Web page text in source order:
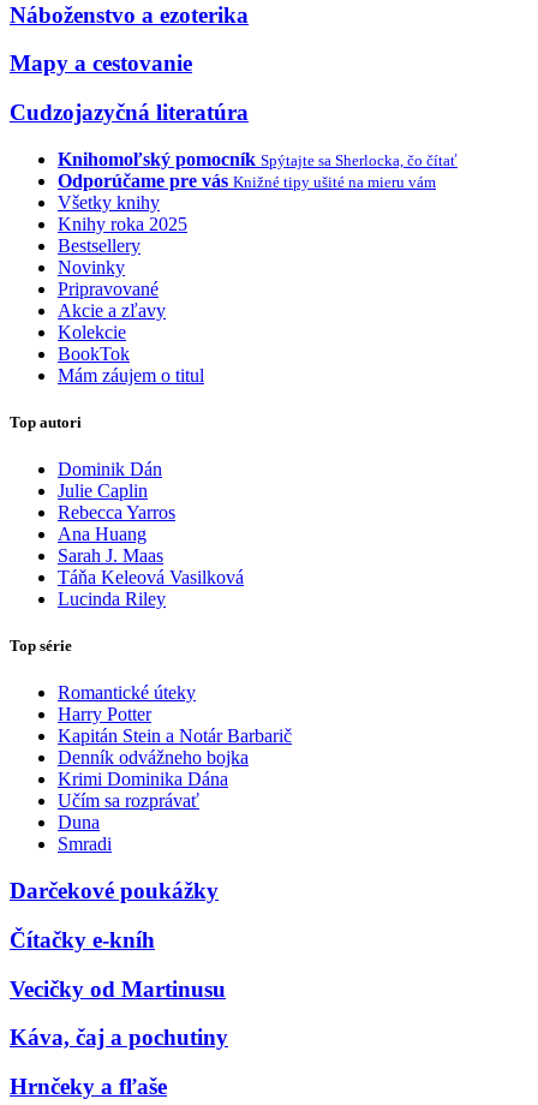
Náboženstvo a ezoterika
Mapy a cestovanie
Cudzojazyčná literatúra
Knihomoľský pomocník Spýtajte sa Sherlocka, čo čítať
Odporúčame pre vás Knižné tipy ušité na mieru vám
Všetky knihy
Knihy roka 2025
Bestsellery
Novinky
Pripravované
Akcie a zľavy
Kolekcie
BookTok
Mám záujem o titul
Top autori
Dominik Dán
Julie Caplin
Rebecca Yarros
Ana Huang
Sarah J. Maas
Táňa Keleová Vasilková
Lucinda Riley
Top série
Romantické úteky
Harry Potter
Kapitán Stein a Notár Barbarič
Denník odvážneho bojka
Krimi Dominika Dána
Učím sa rozprávať
Duna
Smradi
Darčekové poukážky
Čítačky e-kníh
Vecičky od Martinusu
Káva, čaj a pochutiny
Hrnčeky a fľaše